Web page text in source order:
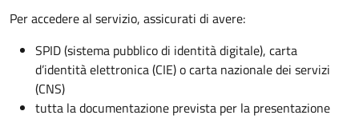
Per accedere al servizio, assicurati di avere:
SPID (sistema pubblico di identità digitale), carta
d’identità elettronica (CIE) o carta nazionale dei servizi
(CNS)
tutta la documentazione prevista per la presentazione